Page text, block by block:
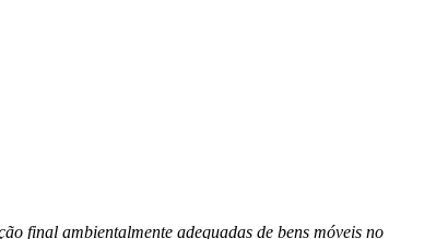
final ambientalmente adequadas de bens móveis no